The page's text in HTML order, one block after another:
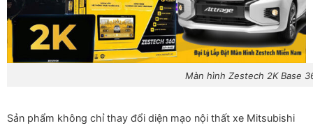
Màn hình Zestech 2K Base
Sản phẩm không chỉ thay đổi diện mạo nội thất xe Mitsubishi